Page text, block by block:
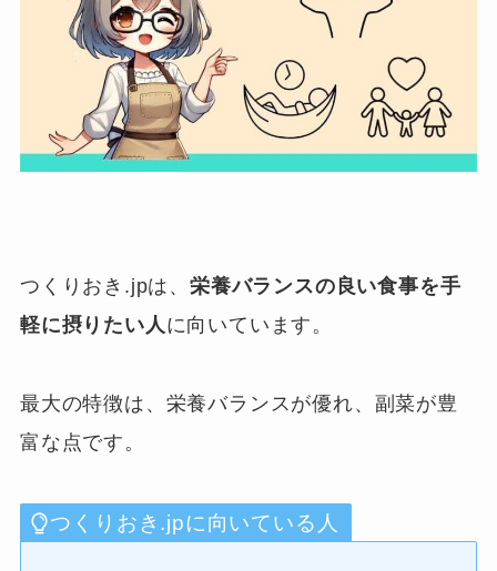
つくりおき.jpは、 栄養バランスの良い食事を手
軽に摂りたい人に向いています。
最大の特徴は、栄養バランスが優れ、副菜が豊
富な点です。
つくりおき.jpに向いている人